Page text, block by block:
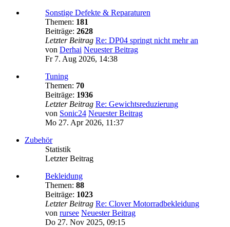
Sonstige Defekte & Reparaturen
Themen: 181
Beiträge: 2628
Letzter Beitrag Re: DP04 springt nicht mehr an
von Derhai Neuester Beitrag
Fr 7. Aug 2026, 14:38
Tuning
Themen: 70
Beiträge: 1936
Letzter Beitrag Re: Gewichtsreduzierung
von Sonic24 Neuester Beitrag
Mo 27. Apr 2026, 11:37
Zubehör
Statistik
Letzter Beitrag
Bekleidung
Themen: 88
Beiträge: 1023
Letzter Beitrag Re: Clover Motorradbekleidung
von rursee Neuester Beitrag
Do 27. Nov 2025, 09:15